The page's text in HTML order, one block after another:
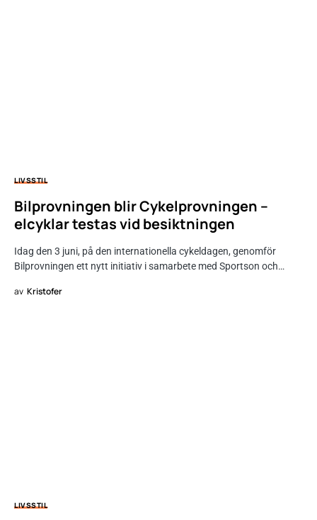
LIVSSTIL
Bilprovningen blir Cykelprovningen –
elcyklar testas vid besiktningen
Idag den 3 juni, på den internationella cykeldagen, genomför
Bilprovningen ett nytt initiativ i samarbete med Sportson och…
av Kristofer
LIVSSTIL